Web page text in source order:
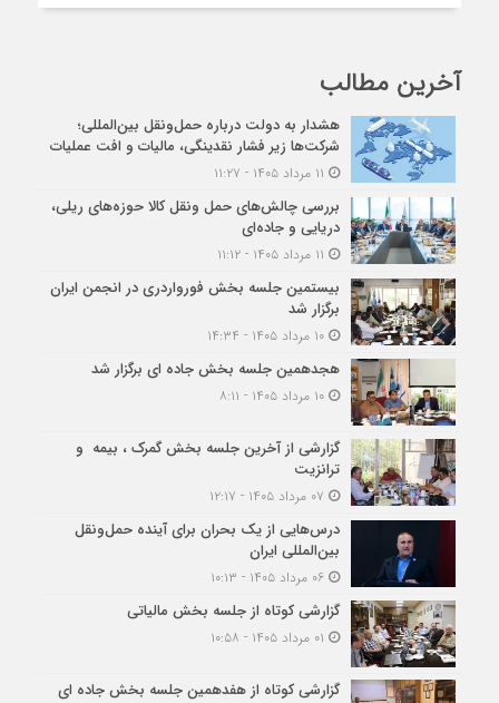
آخرین مطالب
هشدار به دولت درباره حمل‌ونقل بین‌المللی؛
شرکت‌ها زیر فشار نقدینگی، مالیات و افت عملیات
بررسی چالش‌های حمل ونقل کالا حوزه‌های ریلی،
دریایی و جاده‌ای
بیستمین جلسه بخش فورواردری در انجمن ایران
برگزار شد
۱۰ مرداد ۱۴۰۵ - ۱۴:۳۴
هجدهمین جلسه بخش جاده ای برگزار شد
۱۰ مرداد ۱۴۰۵ - ۸:۱۱
گزارشی از آخرین جلسه بخش گمرک ، بیمه و
ترانزیت
درس‌هایی از یک بحران برای آینده حمل‌ونقل
بین‌المللی ایران
گزارشی کوتاه از جلسه بخش مالیاتی
گزارشی کوتاه از هفدهمین جلسه بخش جاده ای